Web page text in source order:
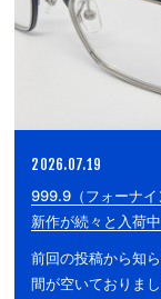
2026.07.19
999.9（フォーナイ
新作が続々と入荷中
前回の投稿から知
間が空いておりま